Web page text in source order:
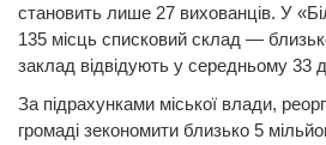
становить лише 27 вихованців. У
135 місць списковий склад —
заклад відвідують у середньому 33
За підрахунками міської влади,
громаді зекономити близько 5